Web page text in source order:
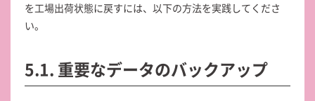
を工場出荷状態に戻すには、以下の方法を実践してくださ
い。
5.1. 重要なデータのバックアップ